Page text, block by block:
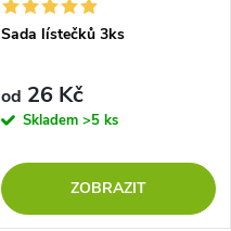
Sada lístečků 3ks
od 26 Kč
Skladem >5 ks
ZOBRAZIT